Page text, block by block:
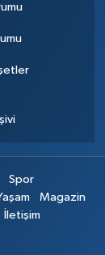
Spor
Magazin
İletişim